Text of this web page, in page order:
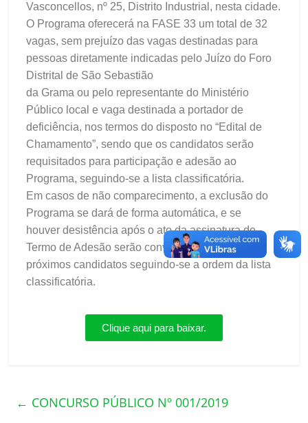
Vasconcellos, nº 25, Distrito Industrial, nesta cidade.
O Programa oferecerá na FASE 33 um total de 32
vagas, sem prejuízo das vagas destinadas para
pessoas diretamente indicadas pelo Juízo do Foro
Distrital de São Sebastião
da Grama ou pelo representante do Ministério
Público local e vaga destinada a portador de
deficiência, nos termos do disposto no “Edital de
Chamamento”, sendo que os candidatos serão
requisitados para participação e adesão ao
Programa, seguindo-se a lista classificatória.
Em casos de não comparecimento, a exclusão do
Programa se dará de forma automática, e se
houver desistência após o ato da assinatura do
Termo de Adesão serão convocados os
próximos candidatos seguindo-se a ordem da lista
classificatória.
Clique aqui para baixar.
← CONCURSO PÚBLICO Nº 001/2019